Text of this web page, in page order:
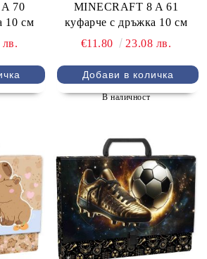
70
10 см
лв.
MINECRAFT 8 A 61
куфарче с дръжка 10 см
€11.80
23.08 лв.
В наличност